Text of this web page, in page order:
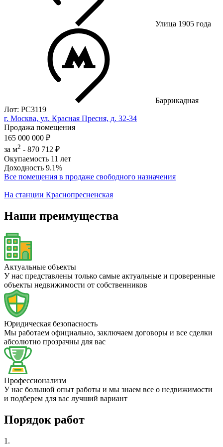
Улица 1905 года
Баррикадная
Лот: РС3119
г. Москва, ул. Красная Пресня, д. 32-34
Продажа помещения
165 000 000 ₽
за м2 - 870 712 ₽
Окупаемость 11 лет
Доходность 9.1%
Все помещения в продаже свободного назначения
На станции Краснопресненская
Наши преимущества
Актуальные объекты
У нас представлены только самые актуальные и проверенные
объекты недвижимости от собственников
Юридическая безопасность
Мы работаем официально, заключаем договоры и все сделки
абсолютно прозрачны для вас
Профессионализм
У нас большой опыт работы и мы знаем все о недвижимости
и подберем для вас лучший вариант
Порядок работ
1.